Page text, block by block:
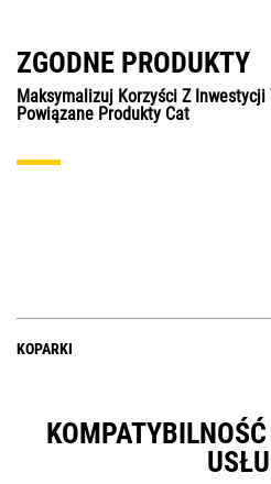
ZGODNE PRODUKTY
Maksymalizuj Korzyści Z Inwestycji
Powiązane Produkty Cat
KOPARKI